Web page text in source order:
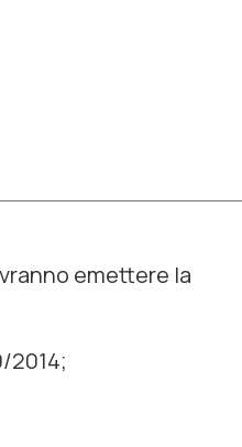
emettere la
2014;